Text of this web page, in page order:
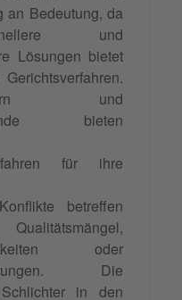
an Bedeutung, da
und
Lösungen bietet
und
bieten
für ihre
betreffen
oder
Die
in den